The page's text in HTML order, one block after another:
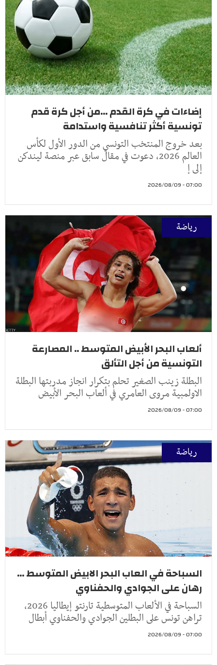
إضاءات في كرة القدم ...من أجل كرة قدم
تونسية أكثر تنافسية واستدامة
بعد خروج المنتخب التونسي من الدور الأول لكأس
العالم 2026، دعوت في مقال سابق عبر منصة ليندكن
إلى إ
07:00 - 2026/08/09
رياضة
ألعاب البحر الأبيض المتوسط .. المصارعة
التونسية من أجل التألق
البطلة زينب الصغير تحلم بتكرار انجاز مدربتها البطلة
الاولمبية مروى العامري في ألعاب البحر الأبيض
07:00 - 2026/08/09
رياضة
السباحة في العاب البحر الابيض المتوسط ...
رهان على الجوادي والحفناوي
السباحة في الألعاب المتوسطية تارنتو إيطاليا 2026،
تراهن تونس على البطلين الجوادي والحفناوي أبطال
07:00 - 2026/08/09